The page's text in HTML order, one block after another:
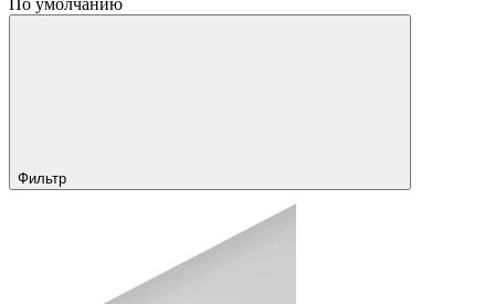
По умолчанию
Фильтр